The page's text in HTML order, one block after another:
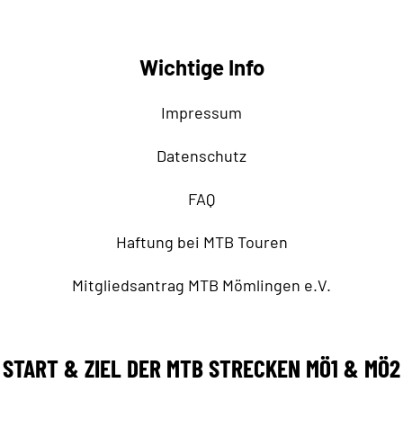
Wichtige Info
Impressum
Datenschutz
FAQ
Haftung bei MTB Touren
Mitgliedsantrag MTB Mömlingen e.V.
START & ZIEL DER MTB STRECKEN MÖ1 & MÖ2